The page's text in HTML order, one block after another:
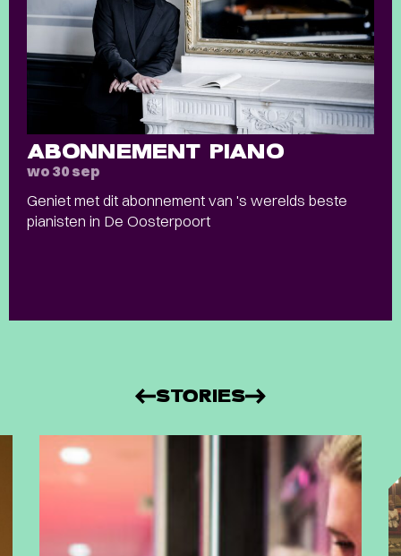
ABONNEMENT PIANO
wo 30 sep
Geniet met dit abonnement van 's werelds beste
pianisten in De Oosterpoort
STORIES